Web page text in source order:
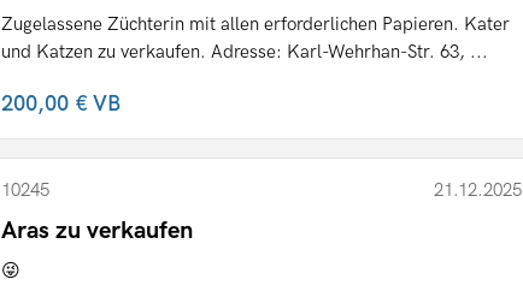
Zugelassene Züchterin mit allen erforderlichen Papieren. Kater
und Katzen zu verkaufen. Adresse: Karl-Wehrhan-Str. 63, ...
200,00 €VB
10245 21.12.2025
Aras zu verkaufen
😜